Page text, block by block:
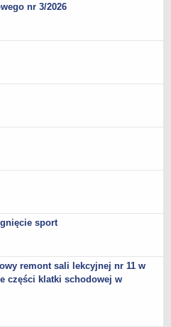
nr 3/2026
sport
remont sali lekcyjnej nr 11 w
części klatki schodowej w